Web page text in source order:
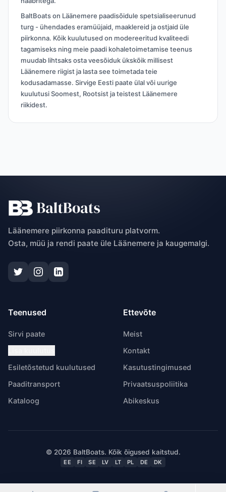
BaltBoats on Läänemere paadisõidule spetsialiseerunud
turg - ühendades eramüüjaid, maaklereid ja ostjaid üle
piirkonna. Kõik kuulutused on modereeritud kvaliteedi
tagamiseks ning meie paadi kohaletoimetamise teenus
muudab lihtsaks osta veesõiduk ükskõik millisest
Läänemere riigist ja lasta see toimetada teie
kodusadamasse. Sirvige Eesti paate ülal või uurige
kuulutusi Soomest, Rootsist ja teistest Läänemere
riikidest.
Läänemere piirkonna paadituru platvorm.
Osta, müü ja rendi paate üle Läänemere ja kaugemalgi.
Teenused
Sirvi paate
Esiletõstetud kuulutused
Paaditransport
Kataloog
Ettevõte
Meist
Kontakt
Kasutustingimused
Privaatsuspoliitika
Abikeskus
© 2026 BaltBoats. Kõik õigused kaitstud.
EE FI SE LV LT PL DE DK